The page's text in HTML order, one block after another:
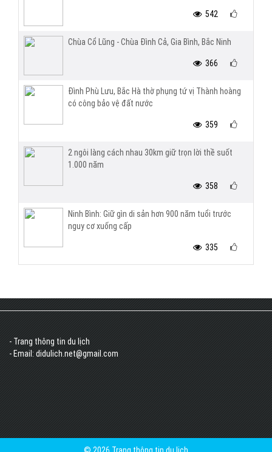
542
Chùa Cổ Lũng - Chùa Đình Cả, Gia Bình, Bắc Ninh
366
Đình Phù Lưu, Bắc Hà thờ phụng tứ vị Thành hoàng
có công bảo vệ đất nước
359
2 ngôi làng cách nhau 30km giữ trọn lời thề suốt
1.000 năm
358
Ninh Bình: Giữ gìn di sản hơn 900 năm tuổi trước
nguy cơ xuống cấp
335
- Trang thông tin du lịch
- Email: didulich.net@gmail.com